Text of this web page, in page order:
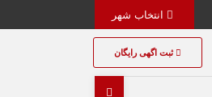
ثبت اگهی رایگان